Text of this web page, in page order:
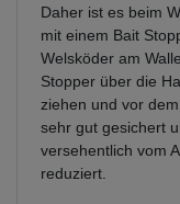
Daher ist es beim
mit einem Bait
Welsköder am
Stopper über die
ziehen und vor
sehr gut gesichert
versehentlich vom
reduziert.